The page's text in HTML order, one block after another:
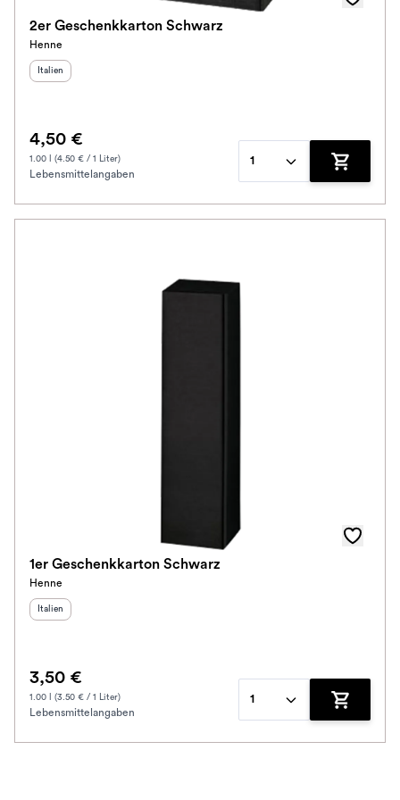
2er Geschenkkarton Schwarz
Henne
Herkunftsland
Italien
4,50 €
1.00 l (4.50 € / 1 Liter)
Lebensmittelangaben
1
Zum
1er Geschenkkarton Schwarz
Henne
Herkunftsland
Italien
3,50 €
1.00 l (3.50 € / 1 Liter)
Lebensmittelangaben
1
Zum